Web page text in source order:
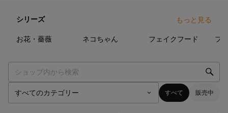
シリーズ もっと見る
お花・薔薇 ネコちゃん フェイクフード フ
すべて 販売中